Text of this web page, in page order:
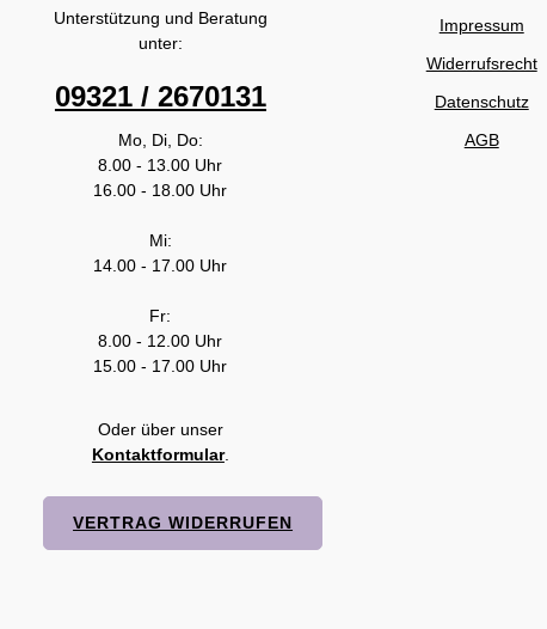
Unterstützung und Beratung
unter:
09321 / 2670131
Mo, Di, Do:
8.00 - 13.00 Uhr
16.00 - 18.00 Uhr
Mi:
14.00 - 17.00 Uhr
Fr:
8.00 - 12.00 Uhr
15.00 - 17.00 Uhr
Oder über unser
Kontaktformular.
VERTRAG WIDERRUFEN
Impressum
Widerrufsrecht
Datenschutz
AGB